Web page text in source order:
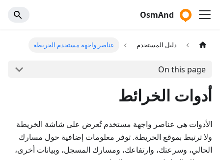
OsmAnd
دليل المستخدم عناصر واجهة مستخدم الخريطة
On this page
أدوات الخرائط
الأدوات هي عناصر واجهة مستخدم تُعرض على شاشة الخريطة
ولا ترتبط بموقع الخريطة. توفر معلومات إضافية حول مسارك
الحالي، وسرعتك، وارتفاعك، ومسارك المسجل، وبيانات أخرى،